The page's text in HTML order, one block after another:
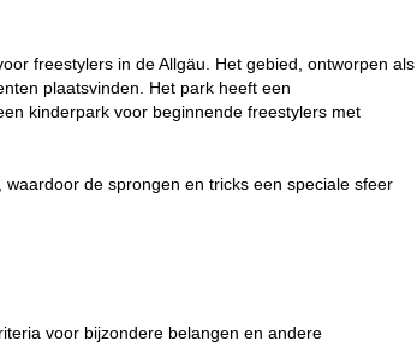
freestylers in de Allgäu. Het gebied, ontworpen als
plaatsvinden. Het park heeft een
kinderpark voor beginnende freestylers met
de sprongen en tricks een speciale sfeer
voor bijzondere belangen en andere